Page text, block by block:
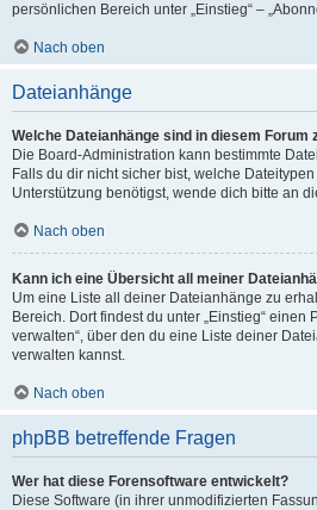
persönlichen Bereich unter „Einstieg“ –
Nach oben
Dateianhänge
Welche Dateianhänge sind in diesem Forum
Die Board-Administration kann bestimmte
Falls du dir nicht sicher bist, welche
Unterstützung benötigst, wende dich bitte an
Nach oben
Kann ich eine Übersicht all meiner
Um eine Liste all deiner Dateianhänge zu
Bereich. Dort findest du unter „Einstieg“ einen
verwalten“, über den du eine Liste deiner
verwalten kannst.
Nach oben
phpBB betreffende Fragen
Wer hat diese Forensoftware entwickelt?
Diese Software (in ihrer unmodifizierten